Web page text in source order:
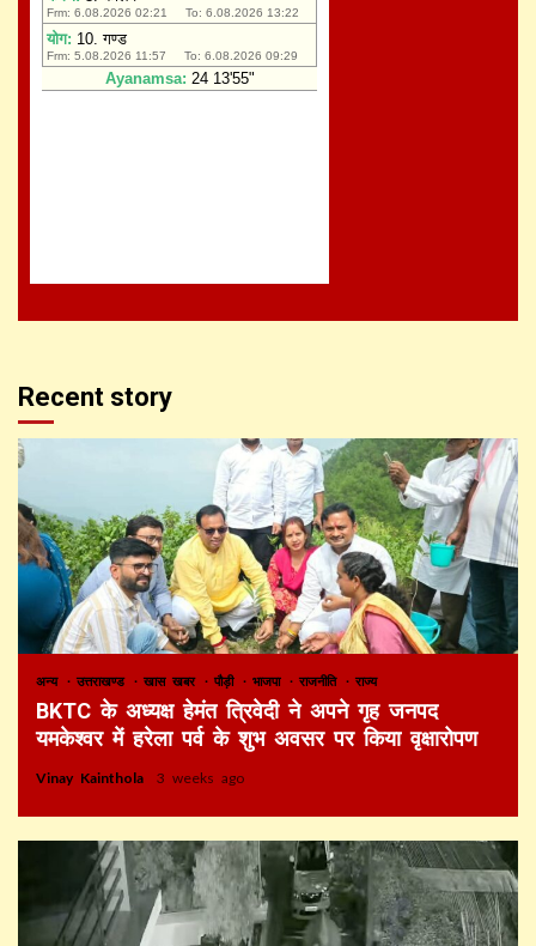
Recent story
अन्य उत्तराखण्ड खास खबर पौड़ी भाजपा राजनीति राज्य
BKTC के अध्यक्ष हेमंत त्रिवेदी ने अपने गृह जनपद
यमकेश्वर में हरेला पर्व के शुभ अवसर पर किया वृक्षारोपण
Vinay Kainthola 3 weeks ago